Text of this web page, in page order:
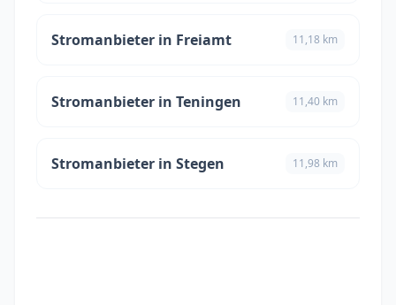
Stromanbieter in Freiamt 11,18 km
Stromanbieter in Teningen 11,40 km
Stromanbieter in Stegen 11,98 km